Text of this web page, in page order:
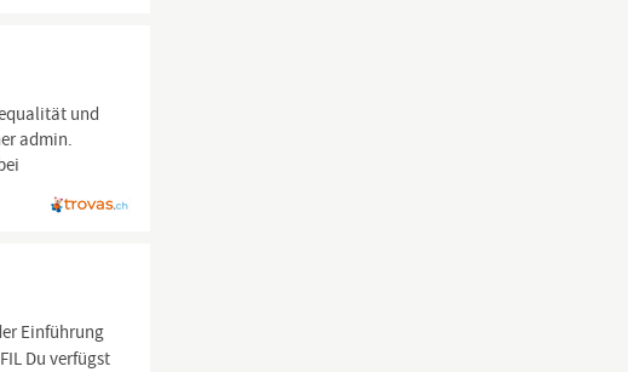
und
admin.
Einführung
Du verfügst